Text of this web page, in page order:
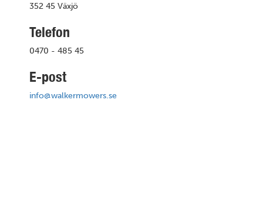
352 45 Växjö
Telefon
0470 - 485 45
E-post
info@walkermowers.se